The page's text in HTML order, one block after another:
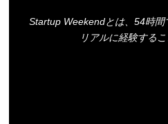
Startup Weekendとは、54時
リアルに経験する